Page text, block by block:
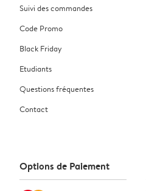
Suivi des commandes
Code Promo
Black Friday
Etudiants
Questions fréquentes
Contact
Options de Paiement